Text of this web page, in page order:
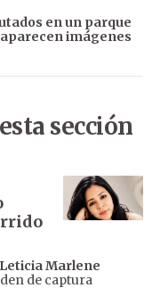
en un parque
imágenes
sección
Leticia Marlene
de captura